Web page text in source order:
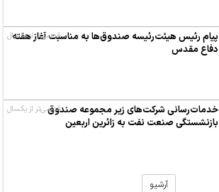
پیام رئیس هیئت‌رئیسه صندوق‌ها به مناسبت آغاز هفته
دفاع مقدس
قدیمی‌تر از یکسال
خدمات‌رسانی شرکت‌های زیر مجموعه صندوق‌
بازنشستگی صنعت نفت به زائرین اربعین
قدیمی‌تر از یکسال
آرشیو